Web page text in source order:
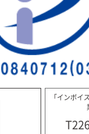
「インボイ